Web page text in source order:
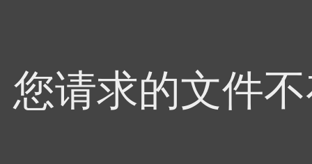
您请求的文件